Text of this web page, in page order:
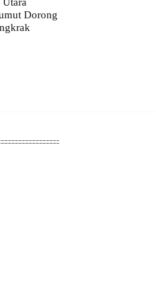
Utara
Dorong